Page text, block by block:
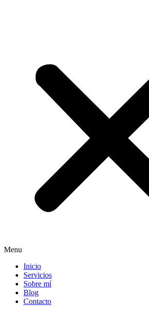
Menu
Inicio
Servicios
Sobre mí
Blog
Contacto